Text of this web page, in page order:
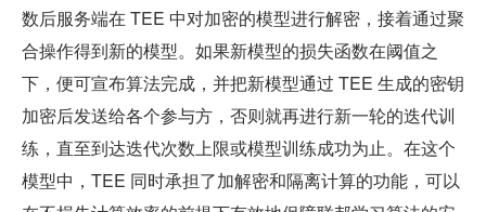
数后服务端在 TEE 中对加密的模型进行解密，接着通过聚
合操作得到新的模型。如果新模型的损失函数在阈值之
下，便可宣布算法完成，并把新模型通过 TEE 生成的密钥
加密后发送给各个参与方，否则就再进行新一轮的迭代训
练，直至到达迭代次数上限或模型训练成功为止。在这个
模型中，TEE 同时承担了加解密和隔离计算的功能，可以